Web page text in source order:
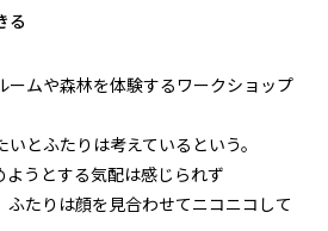
る
ームや森林を体験するワークショップ
とふたりは考えているという。
ようとする気配は感じられず
ふたりは顔を見合わせてニコニコして